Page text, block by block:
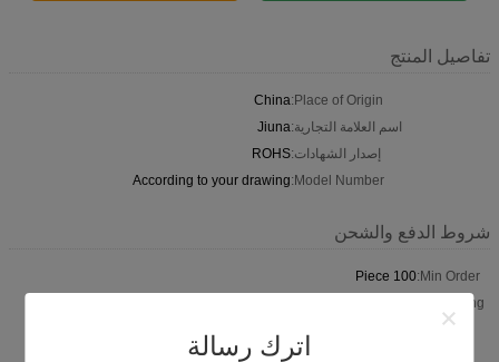
اترك رسالة
تفاصيل المنتج
Place of Origin:
China
اسم العلامة التجارية:Jiuna
إصدار الشهادات:ROHS
Model Number:
According to your drawing
شروط الدفع والشحن
Min Order:
100 Piece
Packaging:
Within 15 working days After receipt of your deposit